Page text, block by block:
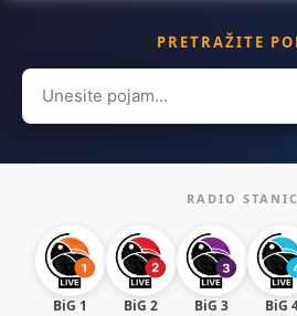
PRETRAŽITE
Search
for:
RADIO
BiG 1 BiG 2 BiG 3 BiG